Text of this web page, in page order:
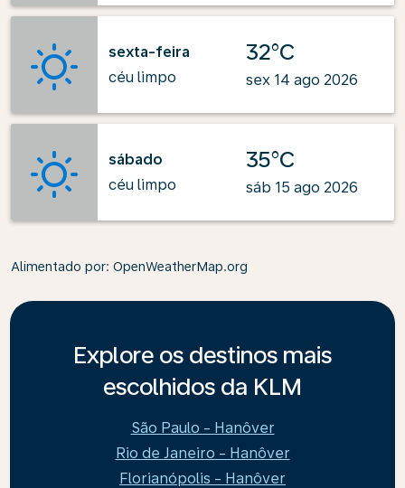
sexta-feira
céu limpo
32°C
sex 14 ago 2026
sábado
céu limpo
35°C
sáb 15 ago 2026
Alimentado por: OpenWeatherMap.org
Explore os destinos mais
escolhidos da KLM
São Paulo - Hanôver
Rio de Janeiro - Hanôver
Florianópolis - Hanôver